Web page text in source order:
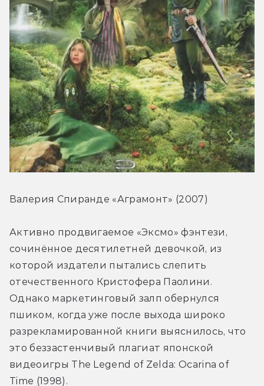
Валерия Спиранде «Аграмонт» (2007)
Активно продвигаемое «Эксмо» фэнтези,
сочинённое десятилетней девочкой, из
которой издатели пытались слепить
отечественного Кристофера Паолини.
Однако маркетинговый залп обернулся
пшиком, когда уже после выхода широко
разрекламированной книги выяснилось, что
это беззастенчивый плагиат японской
видеоигры The Legend of Zelda: Ocarina of
Time (1998).